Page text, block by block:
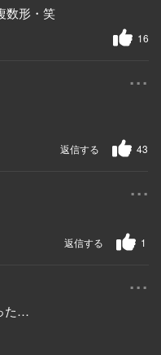
数形・笑
16
...
43
返信する
...
1
返信する
...
た…